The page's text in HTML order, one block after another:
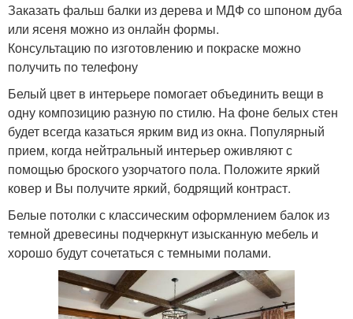
Заказать фальш балки из дерева и МДФ со шпоном дуба
или ясеня можно из онлайн формы.
Консультацию по изготовлению и покраске можно
получить по телефону
Белый цвет в интерьере помогает объединить вещи в
одну композицию разную по стилю. На фоне белых стен
будет всегда казаться ярким вид из окна. Популярный
прием, когда нейтральный интерьер оживляют с
помощью броского узорчатого пола. Положите яркий
ковер и Вы получите яркий, бодрящий контраст.
Белые потолки с классическим оформлением балок из
темной древесины подчеркнут изысканную мебель и
хорошо будут сочетаться с темными полами.